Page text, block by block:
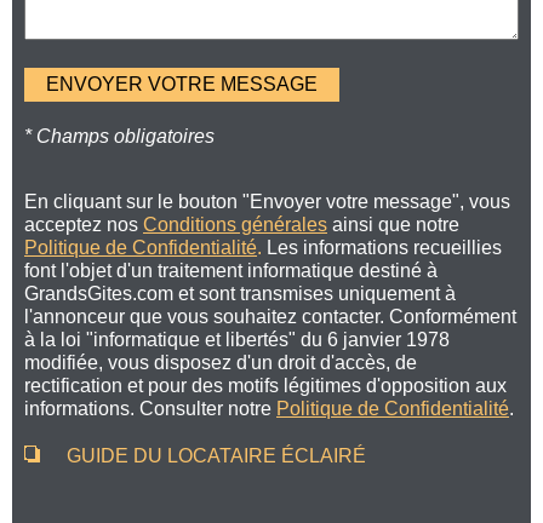
* Champs obligatoires
En cliquant sur le bouton "Envoyer votre message", vous
acceptez nos Conditions générales ainsi que notre
Politique de Confidentialité. Les informations recueillies
font l'objet d'un traitement informatique destiné à
GrandsGites.com et sont transmises uniquement à
l'annonceur que vous souhaitez contacter. Conformément
à la loi "informatique et libertés" du 6 janvier 1978
modifiée, vous disposez d'un droit d'accès, de
rectification et pour des motifs légitimes d'opposition aux
informations. Consulter notre Politique de Confidentialité.
GUIDE DU LOCATAIRE ÉCLAIRÉ